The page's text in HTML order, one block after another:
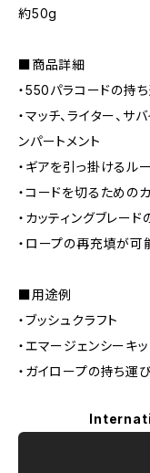
約50g
■商品詳細
・550パラコードの持
・マッチ、ライター、
ンパートメント
・ギアを引っ掛けるル
・コードを切るための
・カッティングブレー
・ロープの再充填が可
■用途例
・ブッシュクラフト
・エマージェンシーキッ
・ガイロープの持ち運